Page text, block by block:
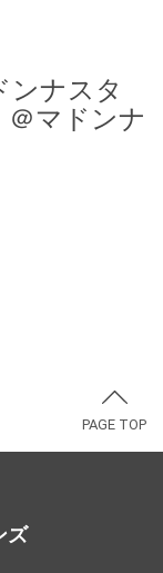
ナスタ
マドンナ
PAGE TOP
ズ